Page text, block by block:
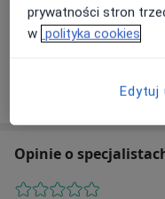
Królowej Jadwigi 7, 67-
Opinie o
prywatności stron
w polityka cookies
Edytuj